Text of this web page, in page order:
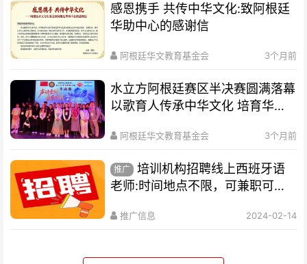
感恩携手 共传中华文化:致阿根廷
华助中心的感谢信
阿根廷华文教育基金会 3个月前
水立方阿根廷赛区半决赛圆满落幕
以歌育人传承中华文化 培育华裔
阿根廷华文教育基金会 3个月前
推广
培训机构招聘线上西班牙语
老师:时间地点不限，可兼职可全
推广信息 2024-02-14